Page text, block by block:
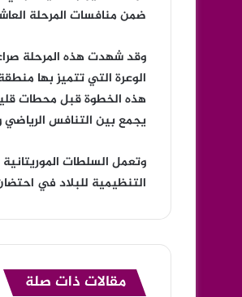
ضمن منافسات المرحلة
وقد شهدت هذه المرحلة
الوعرة التي تتميز بها
هذه الخطوة قبل محطات
يجمع بين التنافس الرياضي
وتعمل السلطات
التنظيمية للبلاد في
مقالات ذات صلة